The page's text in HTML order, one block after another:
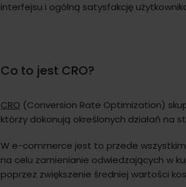
interfejsu i ogólną satysfakcję
Co to jest CRO?
CRO (Conversion Rate Optimization)
którzy dokonują określonych działań na
W e-commerce jest to przede
na celu zamienianie odwiedzających w
poprzez zwiększenie średniej wartości